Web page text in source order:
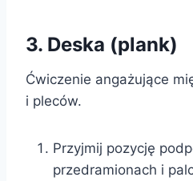
3. Deska (plank)
Ćwiczenie angażujące
i pleców.
Przyjmij pozycję
przedramionach i